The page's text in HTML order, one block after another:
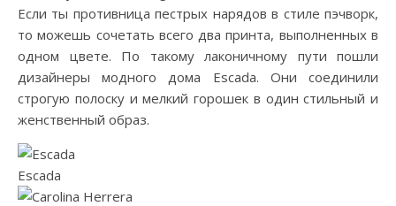
Если ты противница пестрых нарядов в стиле пэчворк,
то можешь сочетать всего два принта, выполненных в
одном цвете. По такому лаконичному пути пошли
дизайнеры модного дома Escada. Они соединили
строгую полоску и мелкий горошек в один стильный и
женственный образ.
Escada